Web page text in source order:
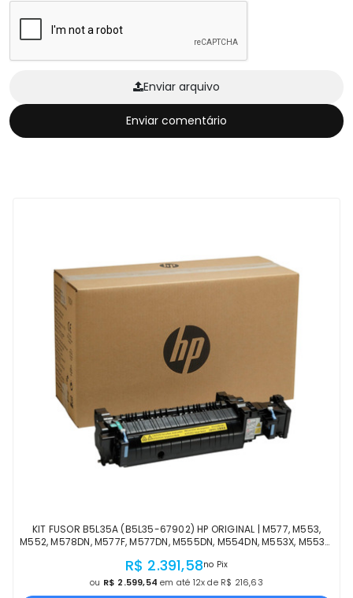
Enviar arquivo
Enviar comentário
KIT FUSOR B5L35A (B5L35-67902) HP ORIGINAL | M577, M553,
M552, M578DN, M577F, M577DN, M555DN, M554DN, M553X, M553N,
R$ 2.391,58no Pix
ou R$ 2.599,54 em até 12x de R$ 216,63